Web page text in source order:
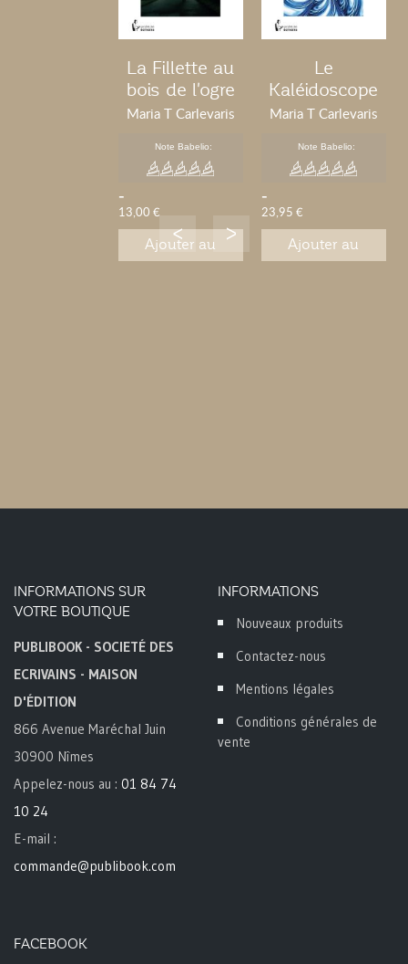
La Fillette au
bois de l'ogre
Maria T Carlevaris
Note Babelio:
-
13,00 €
Ajouter au
Le
Kaléidoscope
de la vie
Maria T Carlevaris
Note Babelio:
-
23,95 €
Ajouter au
INFORMATIONS SUR
VOTRE BOUTIQUE
PUBLIBOOK - SOCIETÉ DES
ECRIVAINS - MAISON
D'ÉDITION
866 Avenue Maréchal Juin
30900 Nîmes
Appelez-nous au : 01 84 74
10 24
E-mail :
commande@publibook.com
INFORMATIONS
Nouveaux produits
Contactez-nous
Mentions légales
Conditions générales de
vente
FACEBOOK